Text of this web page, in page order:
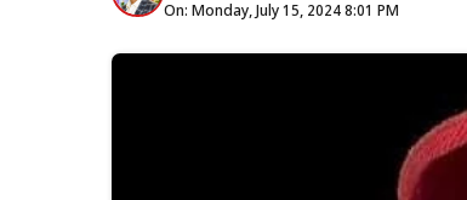
On: Monday, July 15, 2024 8:01 PM